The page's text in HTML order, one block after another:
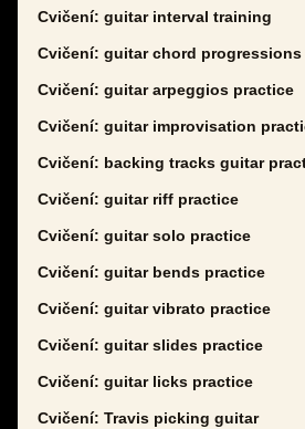
Cvičení: guitar interval training
Cvičení: guitar chord progressions
Cvičení: guitar arpeggios practice
Cvičení: guitar improvisation
Cvičení: backing tracks guitar
Cvičení: guitar riff practice
Cvičení: guitar solo practice
Cvičení: guitar bends practice
Cvičení: guitar vibrato practice
Cvičení: guitar slides practice
Cvičení: guitar licks practice
Cvičení: Travis picking guitar